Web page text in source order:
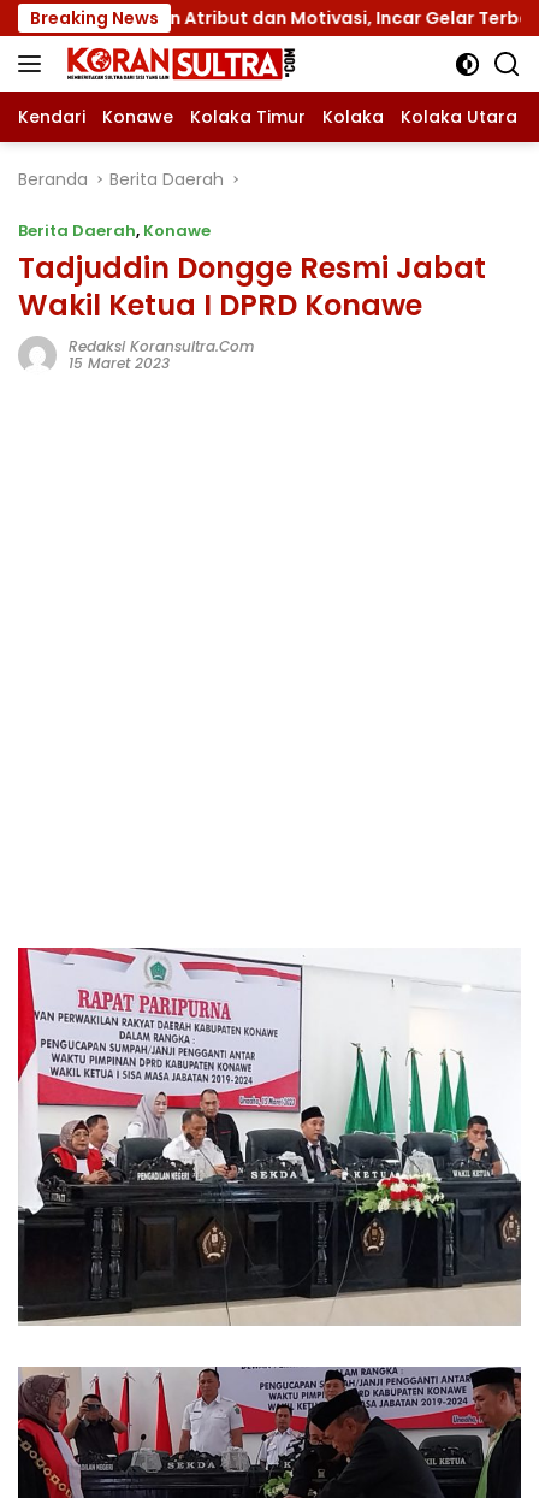
Langsung
ke
konten
Breaking News
Atribut dan Motivasi, Incar Gelar Terbaik di Sultra
Kendari Konawe Kolaka Timur Kolaka Kolaka Utara
Beranda Berita Daerah
Berita Daerah, Konawe
Tadjuddin Dongge Resmi Jabat
Wakil Ketua I DPRD Konawe
Redaksi Koransultra.com
15 Maret 2023